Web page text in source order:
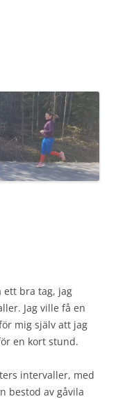
ett bra tag, jag
Jag ville få en
mig själv att jag
en kort stund.
intervaller, med
bestod av gåvila